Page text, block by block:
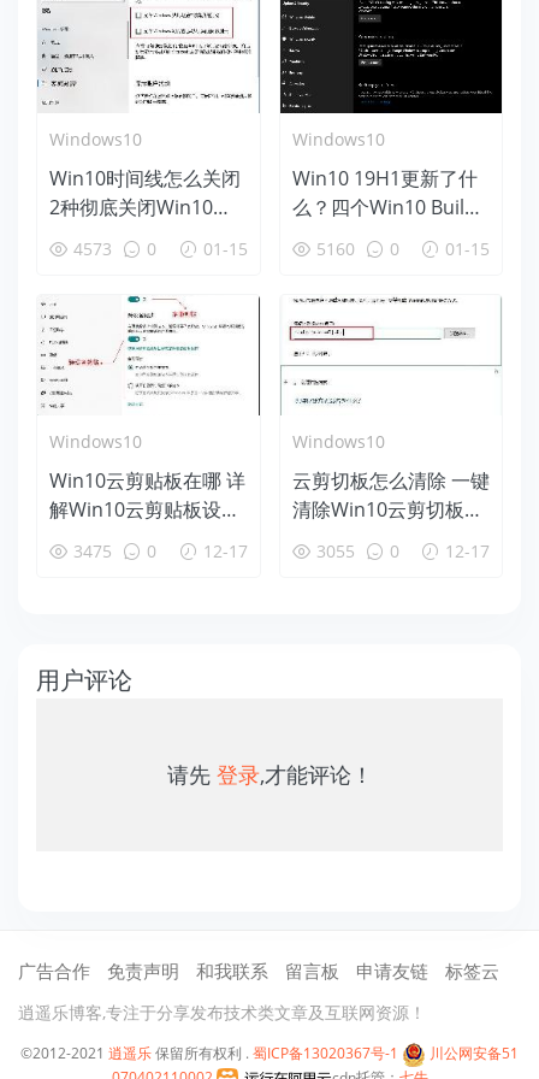
Windows10
Win10时间线怎么关闭
2种彻底关闭Win10时
间线方法
4573 0 01-15
Windows10
Win10 19H1更新了什
么？四个Win10 Build
18312新特性盘点
5160 0 01-15
Windows10
Win10云剪贴板在哪 详
解Win10云剪贴板设置
使用教程
3475 0 12-17
Windows10
云剪切板怎么清除 一键
清除Win10云剪切板方
法 3055 0 12-17
用户评论
请先 登录,才能评论！
广告合作 免责声明 和我联系 留言板 申请友链 标签云
逍遥乐博客,专注于分享发布技术类文章及互联网资源！
©2012-2021 逍遥乐保留所有权利 . 蜀ICP备13020367号-1
川公网安备51